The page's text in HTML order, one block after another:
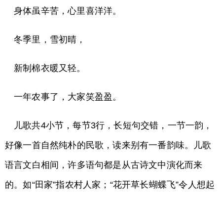
身体虽辛苦，心里喜洋洋。
冬季里，雪初晴，
新制棉衣暖又轻。
一年农事了，大家笑盈盈。
儿歌共4小节，每节3行，长短句交错，一节一韵，
好像一首自然纯朴的民歌，读来别有一番韵味。儿歌
语言文白相间，许多语句都是从古诗文中演化而来
的。如“田家”指农村人家；“花开草长蝴蝶飞”令人想起